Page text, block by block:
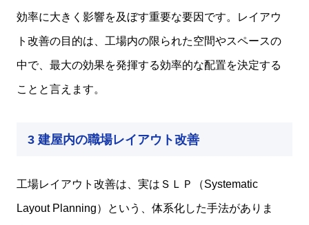
効率に大きく影響を及ぼす重要な要因です。レイアウ
ト改善の目的は、工場内の限られた空間やスペースの
中で、最大の効果を発揮する効率的な配置を決定する
ことと言えます。
3 建屋内の職場レイアウト改善
工場レイアウト改善は、実はＳＬＰ（Systematic
Layout Planning）という、体系化した手法がありま